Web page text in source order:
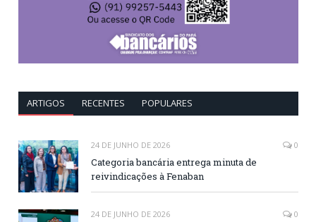
ARTIGOS RECENTES POPULARES
24 DE JUNHO DE 2026 0
Categoria bancária entrega minuta de
reivindicações à Fenaban
24 DE JUNHO DE 2026 0